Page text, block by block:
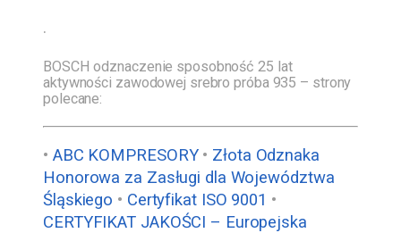
.
BOSCH odznaczenie sposobność 25 lat
aktywności zawodowej srebro próba 935 – strony
polecane:
• ABC KOMPRESORY• Złota Odznaka
Honorowa za Zasługi dla Województwa
Śląskiego • Certyfikat ISO 9001 •
CERTYFIKAT JAKOŚCI – Europejska